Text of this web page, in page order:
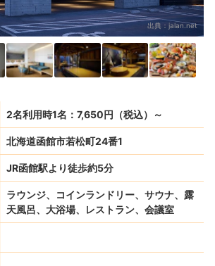
出典： jalan.net
2名利用時1名：7,650円（税込）～
北海道函館市若松町24番1
JR函館駅より徒歩約5分
ラウンジ、コインランドリー、サウナ、露
天風呂、大浴場、レストラン、会議室